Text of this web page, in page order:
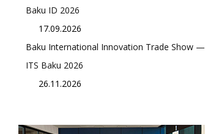
Baku ID 2026
17.09.2026
Baku International Innovation Trade Show —
ITS Baku 2026
26.11.2026